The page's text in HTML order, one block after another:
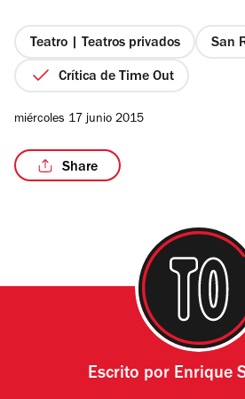
estrellas
Teatro | Teatros privados San
Crítica de Time Out
miércoles 17 junio 2015
Share
Escrito por Enrique